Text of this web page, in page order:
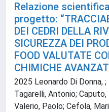
Relazione
progetto:
DEI CEDRI DELLA
SICUREZZA DEI
FOOD VALUTATE
CHIMICHE
2025 Leonardo Di Donna,
Tagarelli, Antonio;
Valerio, Paolo; Cefola,